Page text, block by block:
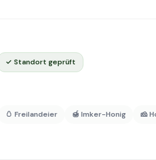
✓ Standort geprüft
🥚 Freilandeier 🍯 Imker-Honig 🧀